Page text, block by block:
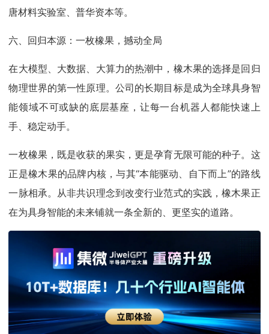
唐材料实验室、普华资本等。
六、回归本源：一枚橡果，撼动全局
在大模型、大数据、大算力的热潮中，橡木果的选择是回归
物理世界的第一性原理。公司的长期目标是成为全球具身智
能领域不可或缺的底层基座，让每一台机器人都能快速上
手、稳定动手。
一枚橡果，既是收获的果实，更是孕育无限可能的种子。这
正是橡木果的品牌内核，与其“本能驱动、自下而上”的路线
一脉相承。从非共识理念到改变行业范式的实践，橡木果正
在为具身智能的未来铺就一条全新的、更坚实的道路。